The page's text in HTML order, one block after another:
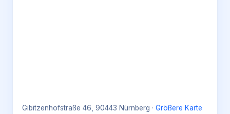
Gibitzenhofstraße 46, 90443 Nürnberg · Größere Karte